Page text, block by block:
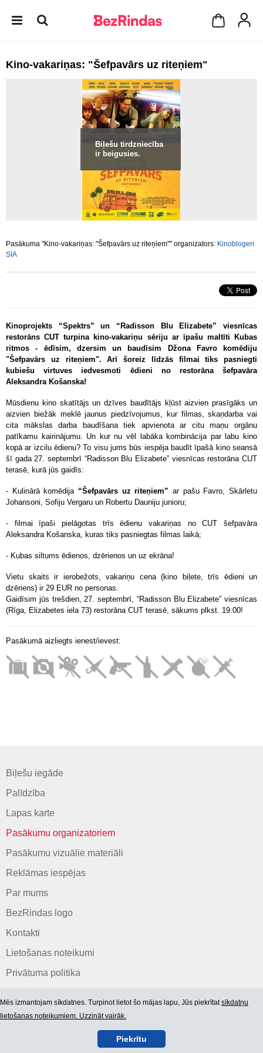
Kino-vakariņas: "Šefpavārs uz riteņiem"
Biļešu tirdzniecība
ir beigusies.
Pasākuma "Kino-vakariņas: "Šefpavārs uz riteņiem"" organizators: Kinoblogeri
SIA
Kinoprojekts “Spektrs” un “Radisson Blu Elizabete” viesnīcas
restorāns CUT turpina kino-vakariņu sēriju ar īpašu maltīti Kubas
ritmos - ēdīsim, dzersim un baudīsim Džona Favro komēdiju
"Šefpavārs uz riteņiem". Arī šoreiz līdzās filmai tiks pasniegti
kubiešu virtuves iedvesmoti ēdieni no restorāna šefpavāra
Aleksandra Košanska!
Mūsdienu kino skatītājs un dzīves baudītājs kļūst aizvien prasīgāks un
aizvien biežāk meklē jaunus piedzīvojumus, kur filmas, skaņdarba vai
cita mākslas darba baudīšana tiek apvienota ar citu maņu orgānu
patīkamu kairinājumu. Un kur nu vēl labāka kombinācija par labu kino
kopā ar izcilu ēdienu? To visu jums būs iespēja baudīt īpašā kino seansā
šī gada 27. septembrī “Radisson Blu Elizabete” viesnīcas restorāna CUT
terasē, kurā jūs gaidīs:
- Kulinārā komēdija “Šefpavārs uz riteņiem” ar pašu Favro, Skārletu
Johansoni, Sofiju Vergaru un Robertu Dauniju junioru;
- filmai īpaši pielāgotas trīs ēdienu vakariņas no CUT šefpavāra
Aleksandra Košanska, kuras tiks pasniegtas filmas laikā;
- Kubas siltums ēdienos, dzērienos un uz ekrāna!
Vietu skaits ir ierobežots, vakariņu cena (kino biļete, trīs ēdieni un
dzēriens) ir 29 EUR no personas.
Gaidīsim jūs trešdien, 27. septembrī, “Radisson Blu Elizabete” viesnīcas
(Rīga, Elizabetes iela 73) restorāna CUT terasē, sākums plkst. 19.00!
Pasākumā aizliegts ienest/ievest:
Biļešu iegāde
Palīdzība
Lapas karte
Pasākumu organizatoriem
Pasākumu vizuālie materiāli
Reklāmas iespējas
Par mums
BezRindas logo
Kontakti
Lietošanas noteikumi
Privātuma politika
Mēs izmantojam sīkdatnes. Turpinot lietot šo mājas lapu, Jūs piekrītatsīkdatņu
lietošanas noteikumiem. Uzzināt vairāk.
Piekrītu